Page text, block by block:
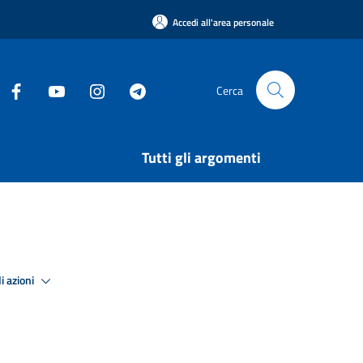
Accedi all'area personale
Cerca
Tutti gli argomenti
azioni